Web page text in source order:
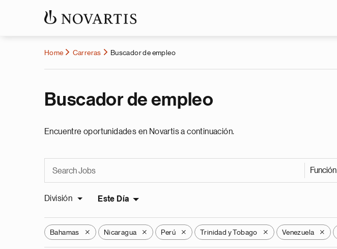
Home Carreras Buscador de empleo
Buscador de empleo
Encuentre oportunidades en Novartis a continuación.
Función
División Este Día
Bahamas X Nicaragua X Perú X Trinidad y Tobago X Venezuela X